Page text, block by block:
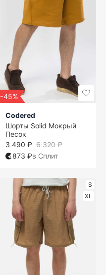
-45%
Codered
Шорты Solid Мокрый
Песок
6 320 ₽
3 490 ₽
873 ₽в Сплит
S
XL